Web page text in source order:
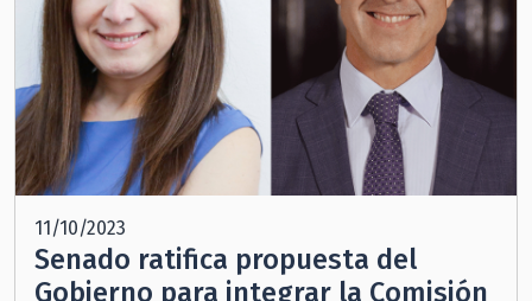
11/10/2023
Senado ratifica propuesta del
Gobierno para integrar la Comisión